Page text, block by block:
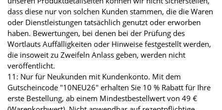
dass diese nur von solchen Kunden stammen, die die Waren
oder Dienstleistungen tatsächlich genutzt oder erworben
haben. Bewertungen, bei denen bei der Prüfung des
Wortlauts Auffälligkeiten oder Hinweise festgestellt werden,
die insoweit zu Zweifeln Anlass geben, werden nicht
veröffentlicht.
11: Nur für Neukunden mit Kundenkonto. Mit dem
Gutscheincode "10NEU26" erhalten Sie 10 % Rabatt für Ihre
erste Bestellung, ab einem Mindestbestellwert von 49 €